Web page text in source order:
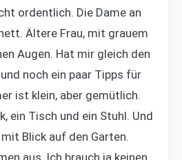
ordentlich. Die Dame an
Ältere Frau, mit grauem
Augen. Hat mir gleich den
noch ein paar Tipps für
ist klein, aber gemütlich.
ein Tisch und ein Stuhl. Und
Blick auf den Garten.